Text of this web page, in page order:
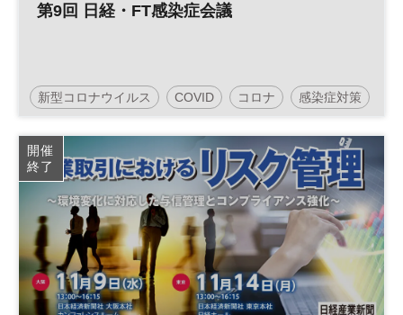
第9回 日経・FT感染症会議
新型コロナウイルス COVID コロナ 感染症対策
健康 国際会議
感染症
開催
終了